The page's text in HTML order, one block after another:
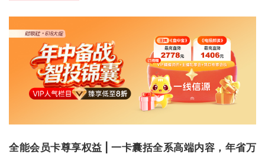
全能会员卡尊享权益 | 一卡囊括全系高端内容，年省万